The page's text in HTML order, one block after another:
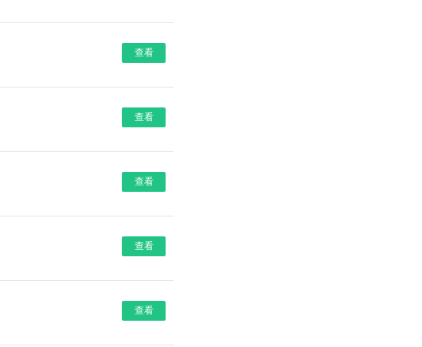
查看
查看
查看
查看
查看